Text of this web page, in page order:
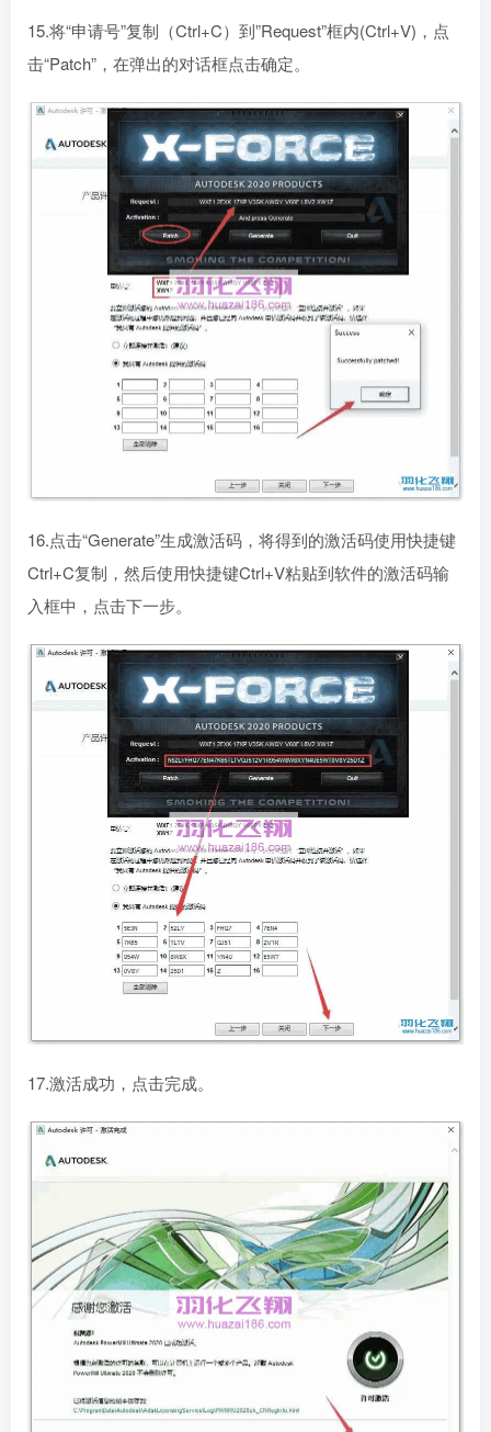
15.将“申请号”复制（Ctrl+C）到”Request”框内(Ctrl+V)，点
击“Patch”，在弹出的对话框点击确定。
16.点击“Generate”生成激活码，将得到的激活码使用快捷键
Ctrl+C复制，然后使用快捷键Ctrl+V粘贴到软件的激活码输
入框中，点击下一步。
17.激活成功，点击完成。